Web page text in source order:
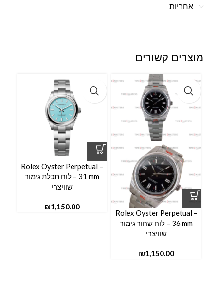
אחריות
מוצרים קשורים
Rolex Oyster Perpetual –
36 mm – לוח שחור גימור
שוויצרי
₪
Rolex Oyster Perpetual –
31 mm – לוח תכלת גימור
שוויצרי
₪